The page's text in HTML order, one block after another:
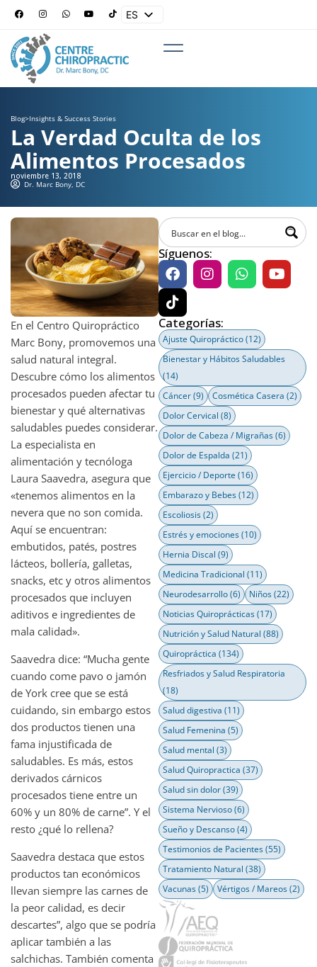
ES
Blog>Insights & Success Stories
La Verdad Oculta de los
Alimentos Procesados
noviembre 13, 2018
Dr. Marc Bony, DC
En el Centro Quiropráctico
Marc Bony, promovemos una
salud natural integral.
Descubre cómo los alimentos
procesados pueden afectar tu
bienestar y qué alternativas
saludables puedes considerar.
La especialista en
alimentación y tecnóloga
Laura Saavedra, asegura que
«tenemos alimentos en la
nevera que no son comida.
Aquí se encuentran:
embutidos, patés, postres
lácteos, bollería, galletas,
snacks, etc y otros alimentos
procesados que incluyen
aditivos e ingredientes de
mala calidad».
Saavedra dice: “Mucha gente
cuando come pavo o jamón
de York cree que se está
cuidando, sin embargo estos
dos productos tienen una
fama injustificada de
saludables. Es más, estos
derivados cárnicos
procesados tiene entre un
60% y un 80% de carne”. Y el
resto ¿qué lo rellena?
Saavedra destaca que estos
productos tan económicos
llevan siempre las carnes de
la peor calidad, es decir
descartes”, algo que se podría
aplicar también a las
salchichas. También comenta
Síguenos:
Categorías:
Ajuste Quiropráctico(12)
Bienestar y Hábitos Saludables
(14)
Cáncer(9) Cosmética Casera (2)
Dolor Cervical (8)
Dolor de Cabeza / Migrañas(6)
Dolor de Espalda (21)
Ejercicio / Deporte (16)
Embarazo y Bebes(12)
Escoliosis(2)
Estrés y emociones(10)
Hernia Discal (9)
Medicina Tradicional (11)
Neurodesarrollo(6) Niños(22)
Noticias Quiroprácticas(17)
Nutrición y Salud Natural (88)
Quiropráctica (134)
Resfriados y Salud Respiratoria
(18)
Salud digestiva (11)
Salud Femenina (5)
Salud mental (3)
Salud Quiropractica (37)
Salud sin dolor(39)
Sistema Nervioso(6)
Sueño y Descanso(4)
Testimonios de Pacientes(55)
Tratamiento Natural (38)
Vacunas(5) Vértigos / Mareos(2)